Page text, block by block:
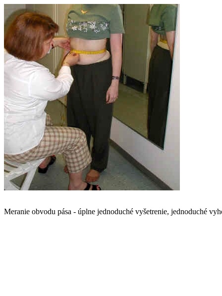
Meranie obvodu pása - úplne jednoduché vyšetrenie, jednoduché